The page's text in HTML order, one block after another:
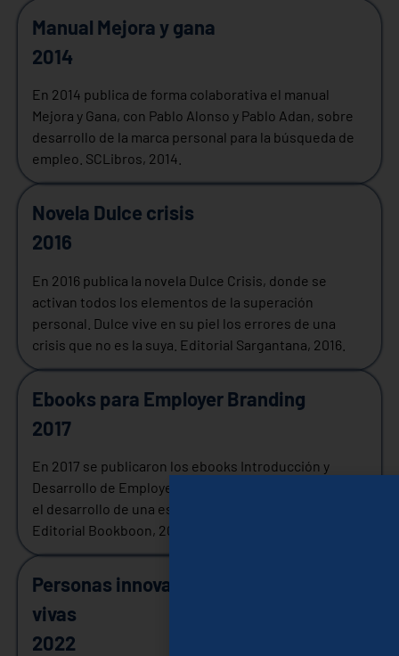
Manual Mejora y gana
2014
En 2014 publica de forma colaborativa el manual
Mejora y Gana, con Pablo Alonso y Pablo Adan, sobre
desarrollo de la marca personal para la búsqueda de
empleo. SCLibros, 2014.
Novela Dulce crisis
2016
En 2016 publica la novela Dulce Crisis, donde se
activan todos los elementos de la superación
personal. Dulce vive en su piel los errores de una
crisis que no es la suya. Editorial Sargantana, 2016.
Ebooks para Employer Branding
2017
En 2017 se publicaron los ebooks Introducción y
Desarrollo de Employer Branding, sobre el concepto y
el desarrollo de una estrategia de Employer Branding.
Editorial Bookboon, 2017.
Personas innovadoras, organizaciones
vivas
2022